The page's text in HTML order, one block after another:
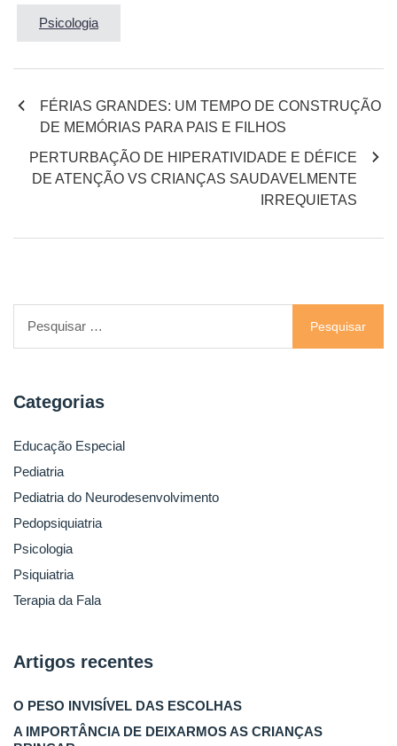
Psicologia
FÉRIAS GRANDES: UM TEMPO DE CONSTRUÇÃO
DE MEMÓRIAS PARA PAIS E FILHOS
PERTURBAÇÃO DE HIPERATIVIDADE E DÉFICE
DE ATENÇÃO VS CRIANÇAS SAUDAVELMENTE
IRREQUIETAS
Categorias
Educação Especial
Pediatria
Pediatria do Neurodesenvolvimento
Pedopsiquiatria
Psicologia
Psiquiatria
Terapia da Fala
Artigos recentes
O PESO INVISÍVEL DAS ESCOLHAS
A IMPORTÂNCIA DE DEIXARMOS AS CRIANÇAS